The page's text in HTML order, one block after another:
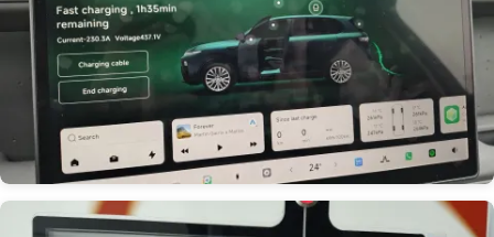
Obrázek